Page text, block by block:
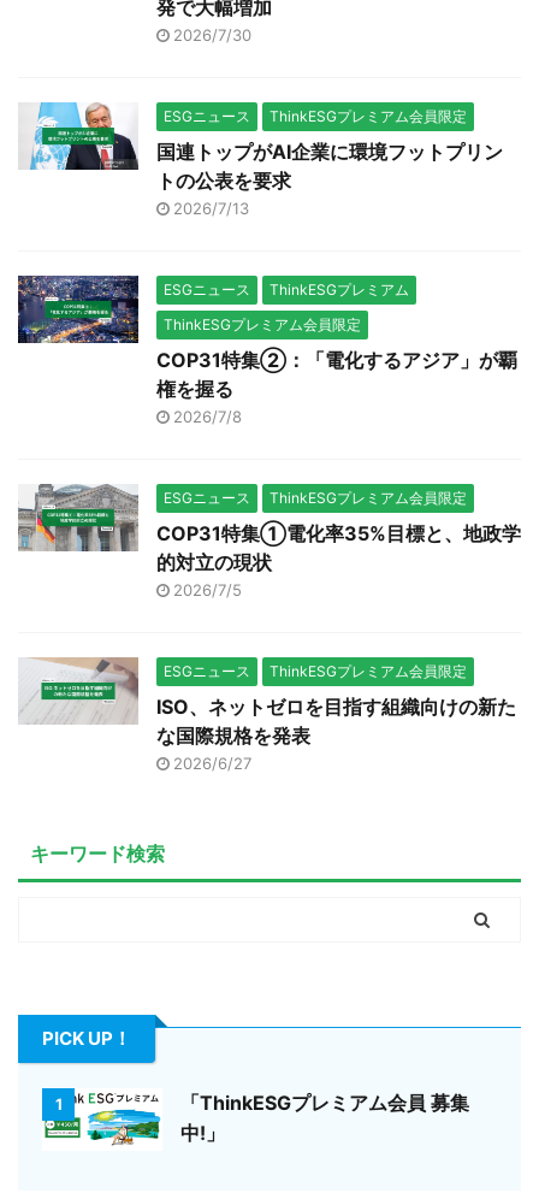
発で大幅増加
2026/7/30
ESGニュース ThinkESGプレミアム会員限定
国連トップがAI企業に環境フットプリン
トの公表を要求
2026/7/13
ESGニュース
ThinkESGプレミアム
ThinkESGプレミアム会員限定
COP31特集②：「電化するアジア」が覇
権を握る
2026/7/8
ESGニュース ThinkESGプレミアム会員限定
COP31特集①電化率35%目標と、地政学
的対立の現状
2026/7/5
ESGニュース ThinkESGプレミアム会員限定
ISO、ネットゼロを目指す組織向けの新た
な国際規格を発表
2026/6/27
キーワード検索
PICK UP！
1
「ThinkESGプレミアム会員 募集
中!」